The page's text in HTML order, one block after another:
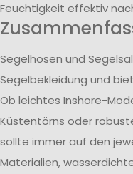
Feuchtigkeit effektiv
Segelhosen und
Segelbekleidung und
Ob leichtes Inshore-
Küstentörns oder
sollte immer auf den
Materialien,